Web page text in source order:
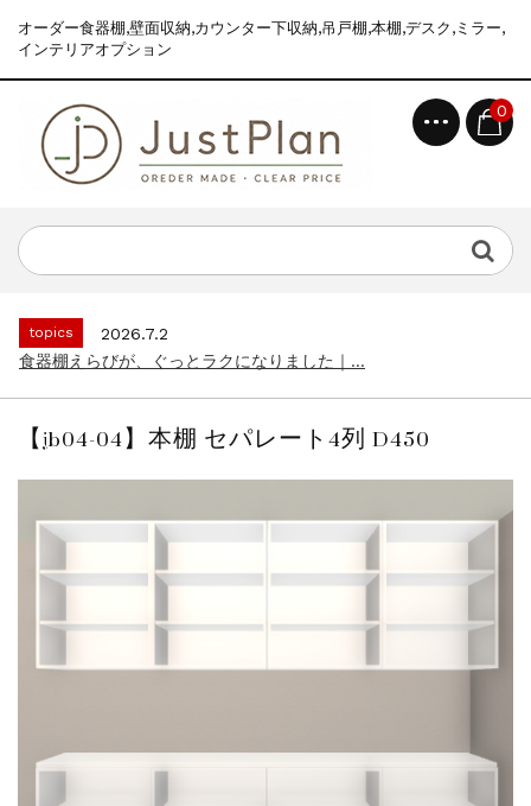
オーダー食器棚,壁面収納,カウンター下収納,吊戸棚,本棚,デスク,ミラー,
インテリアオプション
0
食器棚えらびが、ぐっとラクになりました｜...
news
2026.8.6
topics
2026.7.2
食器棚えらびが、ぐっとラクになりました｜...
topics
2026.7.2
【jb04-04】本棚 セパレート4列 D450